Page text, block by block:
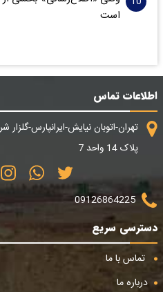
است
اطلاعات تماس
تهران-اتوبان نیایش-ایرانپارس-
پلاک 14 واحد 7
09126864225
دسترسی سریع
تماس با ما
درباره ما